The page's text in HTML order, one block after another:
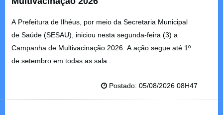
A Prefeitura de Ilhéus, por meio da Secretaria Municipal
de Saúde (SESAU), iniciou nesta segunda-feira (3) a
Campanha de Multivacinação 2026. A ação segue até 1º
de setembro em todas as sala...
Postado: 05/08/2026 08H47